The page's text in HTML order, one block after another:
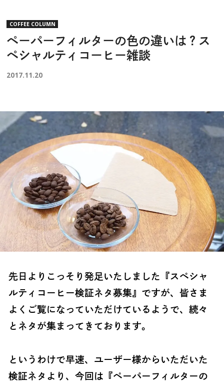
COFFEE COLUMN
ペーパーフィルターの色の違いは？ス
ペシャルティコーヒー雑談
2017.11.20
先日よりこっそり発足いたしました『スペシャ
ルティコーヒー検証ネタ募集』ですが、皆さま
よくご覧になっていただけているようで、続々
とネタが集まってきております。
というわけで早速、ユーザー様からいただいた
検証ネタより、今回は『ペーパーフィルターの